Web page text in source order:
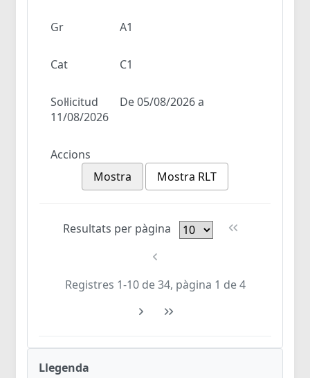
Gr A1
Cat C1
Sol·licitud
De 05/08/2026 a
11/08/2026
Accions
Mostra
Mostra RLT
Resultats per pàgina
Registres 1-10 de 34, pàgina 1 de 4
Llegenda